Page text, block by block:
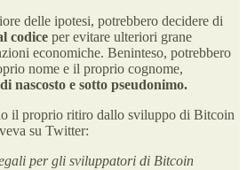
delle ipotesi, potrebbero decidere di
codice per evitare ulteriori grane
economiche. Beninteso, potrebbero
nome e il proprio cognome,
nascosto e sotto pseudonimo.
il proprio ritiro dallo sviluppo di Bitcoin
su Twitter:
per gli sviluppatori di Bitcoin